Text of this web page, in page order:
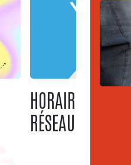
HORAIRES D'ÉTÉ
RÉSEAU